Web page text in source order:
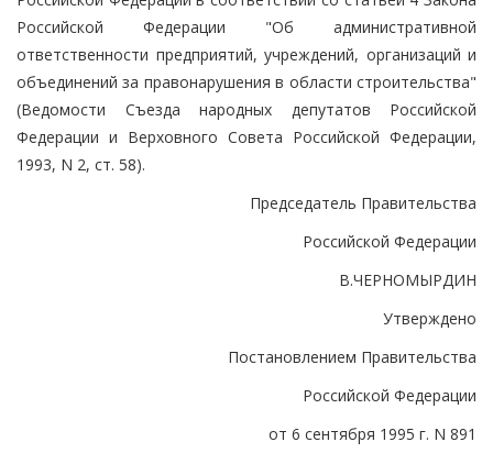
Российской Федерации "Об административной
ответственности предприятий, учреждений, организаций и
объединений за правонарушения в области строительства"
(Ведомости Съезда народных депутатов Российской
Федерации и Верховного Совета Российской Федерации,
1993, N 2, ст. 58).
Председатель Правительства
Российской Федерации
В.ЧЕРНОМЫРДИН
Утверждено
Постановлением Правительства
Российской Федерации
от 6 сентября 1995 г. N 891